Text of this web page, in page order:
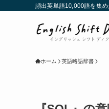
頻出英単語10,000語を集
ホーム 英語略語辞書